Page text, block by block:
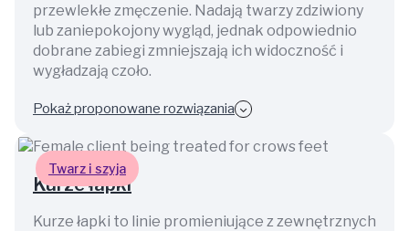
przewlekłe zmęczenie. Nadają twarzy zdziwiony
lub zaniepokojony wygląd, jednak odpowiednio
dobrane zabiegi zmniejszają ich widoczność i
wygładzają czoło.
Pokaż proponowane rozwiązania
Twarz i szyja
Kurze łapki
Kurze łapki to linie promieniujące z zewnętrznych